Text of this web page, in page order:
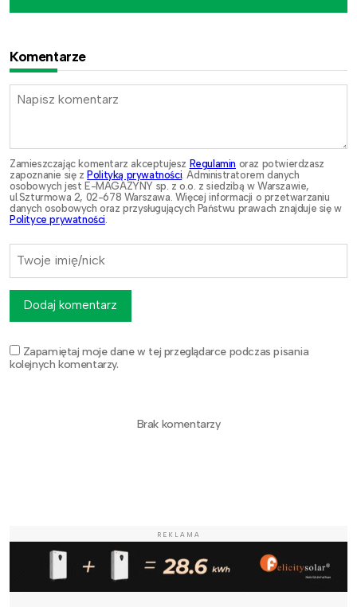
Komentarze
Zamieszczając komentarz akceptujesz Regulamin oraz potwierdzasz
zapoznanie się z Polityką prywatności. Administratorem danych
osobowych jest E-MAGAZYNY sp. z o.o. z siedzibą w Warszawie,
ul.Szturmowa 2, 02-678 Warszawa. Więcej informacji o przetwarzaniu
danych osobowych oraz przysługujących Państwu prawach znajduje się w
Polityce prywatności.
Zapamiętaj moje dane w tej przeglądarce podczas pisania
kolejnych komentarzy.
Dodaj komentarz
Brak komentarzy
REKLAMA